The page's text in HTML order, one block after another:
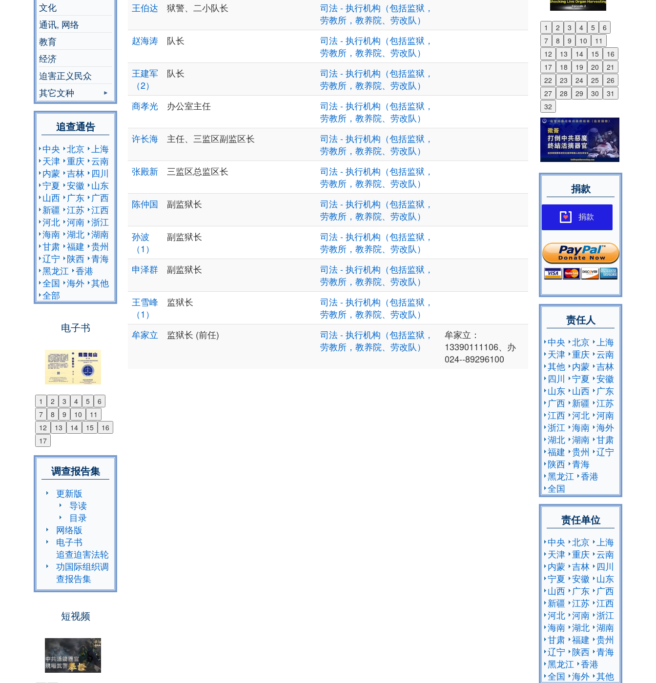
文化
通讯, 网络
教育
经济
迫害正义民众
其它文种
追查通告
中央 北京 上海
天津 重庆 云南
内蒙 吉林
四川
宁夏 安徽
山东
山西
广东
广西
新疆 江苏 江西
河北 河南 浙江
海南 湖北 湖南
甘肃 福建 贵州
辽宁
陕西 青海
黑龙江 香港
全国 海外 其他
全部
电子书
1 2 3 4 5
6
7
8 9 10
11
12
13 14 15
16
17
Previous
Next
调查报告集
更新版
导读
目录
网络版
电子书
追查迫害法轮
功国际组织调
查报告集
短视频
王伯达
狱警、二小队长
司法 - 执行机构（包括监狱，
劳教所，教养院、劳改队）
赵海涛
队长
司法 - 执行机构（包括监狱，
劳教所，教养院、劳改队）
王建军
（2）
队长
司法 - 执行机构（包括监狱，
劳教所，教养院、劳改队）
商孝光
办公室主任
司法 - 执行机构（包括监狱，
劳教所，教养院、劳改队）
许长海
主任、三监区副监区长
司法 - 执行机构（包括监狱，
劳教所，教养院、劳改队）
张殿新
三监区总监区长
司法 - 执行机构（包括监狱，
劳教所，教养院、劳改队）
陈仲国
副监狱长
司法 - 执行机构（包括监狱，
劳教所，教养院、劳改队）
孙波
（1）
副监狱长
司法 - 执行机构（包括监狱，
劳教所，教养院、劳改队）
申泽群
副监狱长
司法 - 执行机构（包括监狱，
劳教所，教养院、劳改队）
王雪峰
（1）
监狱长
司法 - 执行机构（包括监狱，
劳教所，教养院、劳改队）
牟家立
监狱长 (前任)
司法 - 执行机构（包括监狱，
劳教所，教养院、劳改队）
牟家立：
13390111106、办
024--89296100
1 2 3 4 5
6
7
8 9 10
11
12
13 14 15
16
17
18 19 20
21
22
23 24 25
26
27
28 29 30
31
32
Previous
Next
捐款
捐款
责任人
中央 北京
上海
天津 重庆 云南
其他 内蒙 吉林
四川
宁夏 安徽
山东 山西
广东
广西 新疆 江苏
江西 河北 河南
浙江 海南 海外
湖北 湖南 甘肃
福建 贵州
辽宁
陕西 青海
黑龙江 香港
全国
责任单位
中央 北京
上海
天津 重庆 云南
内蒙 吉林
四川
宁夏 安徽
山东
山西
广东
广西
新疆 江苏 江西
河北 河南 浙江
海南 湖北 湖南
甘肃 福建 贵州
辽宁
陕西 青海
黑龙江 香港
全国 海外 其他